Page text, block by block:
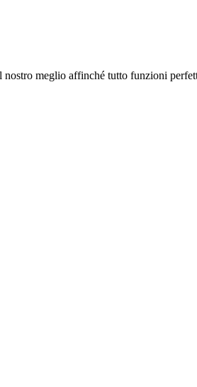
meglio affinché tutto funzioni